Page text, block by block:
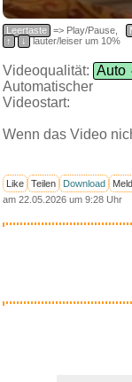
Leertaste => Play/Pause,
↑
↓ lauter/leiser um 10%
Videoqualität: Auto
Automatischer
Videostart:
Wenn das Video
Like Teilen Download
am 22.05.2026 um 9:28 Uhr